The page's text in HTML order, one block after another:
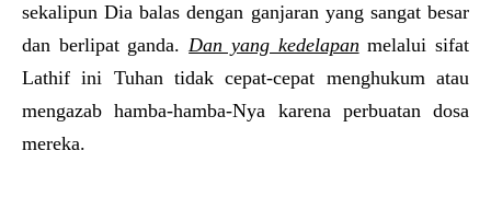
sekalipun Dia balas dengan ganjaran yang sangat besar
dan berlipat ganda.Dan yang kedelapan melalui sifat
Lathif ini Tuhan tidak cepat-cepat menghukum atau
mengazab hamba-hamba-Nya karena perbuatan dosa
mereka.